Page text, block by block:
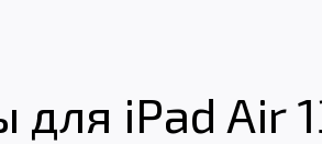
для iPad Air